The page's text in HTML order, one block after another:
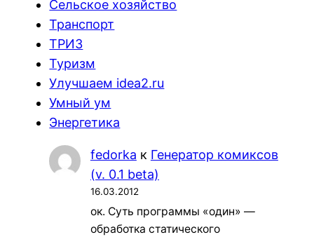
Сельское хозяйство
Транспорт
ТРИЗ
Туризм
Улучшаем idea2.ru
Умный ум
Энергетика
fedorka к Генератор комиксов
(v. 0.1 beta)
16.03.2012
ок. Суть программы «один» —
обработка статического